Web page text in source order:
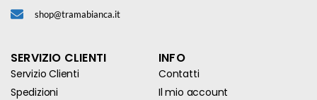
shop@tramabianca.it
SERVIZIO CLIENTI
Servizio Clienti
Spedizioni
INFO
Contatti
Il mio account